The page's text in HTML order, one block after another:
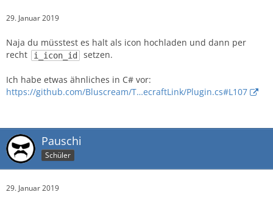
29. Januar 2019
Naja du müsstest es halt als icon hochladen und dann per
recht
i_icon_id setzen.
Ich habe etwas ähnliches in C# vor:
https://github.com/Bluscream/T…ecraftLink/Plugin.cs#L107
Pauschi
Schüler
29. Januar 2019